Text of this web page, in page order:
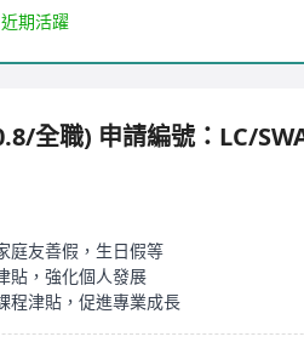
近期活躍
全職) 申請編號：LC/
庭友善假，生日假等
貼，強化個人發展
程津貼，促進專業成長